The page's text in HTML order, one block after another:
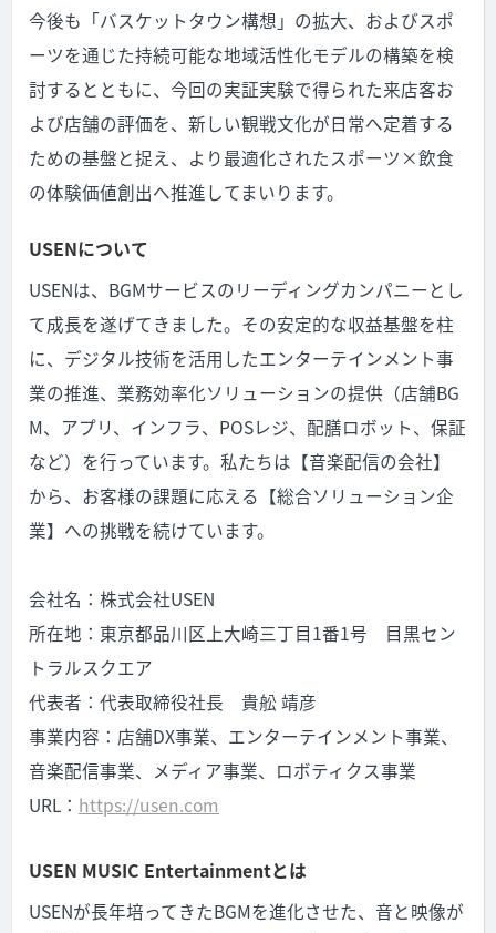
今後も「バスケットタウン構想」の拡大、およびスポ
ーツを通じた持続可能な地域活性化モデルの構築を検
討するとともに、今回の実証実験で得られた来店客お
よび店舗の評価を、新しい観戦文化が日常へ定着する
ための基盤と捉え、より最適化されたスポーツ×飲食
の体験価値創出へ推進してまいります。
USENについて
USENは、BGMサービスのリーディングカンパニーとし
て成長を遂げてきました。その安定的な収益基盤を柱
に、デジタル技術を活用したエンターテインメント事
業の推進、業務効率化ソリューションの提供（店舗BG
M、アプリ、インフラ、POSレジ、配膳ロボット、保証
など）を行っています。私たちは【音楽配信の会社】
から、お客様の課題に応える【総合ソリューション企
業】への挑戦を続けています。
会社名：株式会社USEN
所在地：東京都品川区上大崎三丁目1番1号 目黒セン
トラルスクエア
代表者：代表取締役社長 貴舩 靖彦
事業内容：店舗DX事業、エンターテインメント事業、
音楽配信事業、メディア事業、ロボティクス事業
URL： https://usen.com
USEN MUSIC Entertainmentとは
USENが長年培ってきたBGMを進化させた、音と映像が